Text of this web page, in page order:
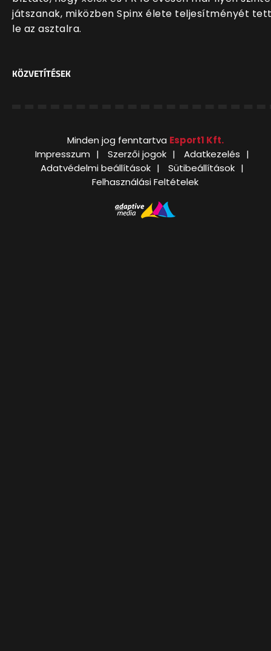
játszanak, miközben Spinx élete teljesítményét
le az asztalra.
KÖZVETÍTÉSEK
Minden jog fenntartva Esport1 Kft.
Impresszum
Szerzői jogok
Adatkezelés
Adatvédelmi beállítások
Sütibeállítások
Felhasználási Feltételek